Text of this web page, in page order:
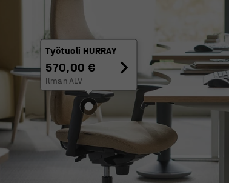
Työtuoli HURRAY
570,00 €
Ilman ALV